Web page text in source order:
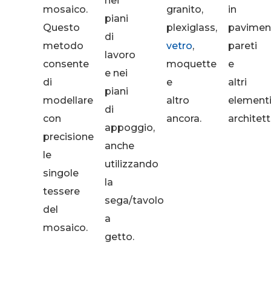
mosaico.
Questo
metodo
consente
di
modellare
con
precisione
le
singole
tessere
del
mosaico.
piani
di
lavoro
e nei
piani
di
appoggio,
anche
utilizzando
la
sega/tavolo
a
getto.
granito,
plexiglass,
vetro,
moquette
e
altro
ancora.
in
pareti
e
altri
elementi